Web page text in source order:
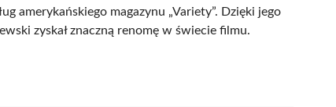
amerykańskiego magazynu „Variety”. Dzięki jego
zyskał znaczną renomę w świecie filmu.